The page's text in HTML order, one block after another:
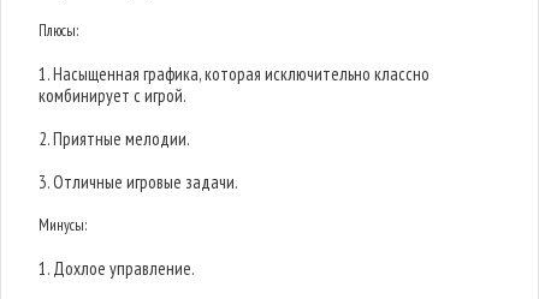
Плюсы:
1. Насыщенная графика, которая исключительно классно
комбинирует с игрой.
2. Приятные мелодии.
3. Отличные игровые задачи.
Минусы:
1. Дохлое управление.